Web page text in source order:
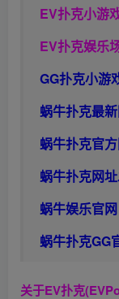
EV扑克小游
EV扑克娱乐
GG扑克小游
蜗牛扑克最新
蜗牛扑克官方
蜗牛扑克网址
蜗牛娱乐官网
蜗牛扑克GG
关于EV扑克